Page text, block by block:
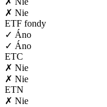
✗ Nie
ETF fondy
✓ Áno
✓ Áno
ETC
✗ Nie
✗ Nie
ETN
✗ Nie